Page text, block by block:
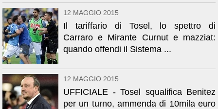
12 MAGGIO 2015
Il tariffario di Tosel, lo spettro di
Carraro e Mirante Curnut e mazziat:
quando offendi il Sistema ...
12 MAGGIO 2015
UFFICIALE - Tosel squalifica Benitez
per un turno, ammenda di 10mila euro